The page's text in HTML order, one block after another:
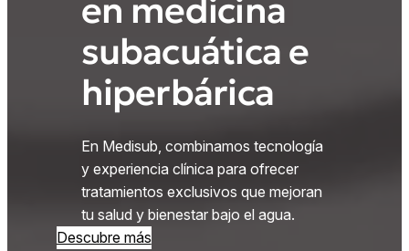
en medicina
subacuática e
hiperbárica
En Medisub, combinamos tecnología
y experiencia clínica para ofrecer
tratamientos exclusivos que mejoran
tu salud y bienestar bajo el agua.
Descubre más